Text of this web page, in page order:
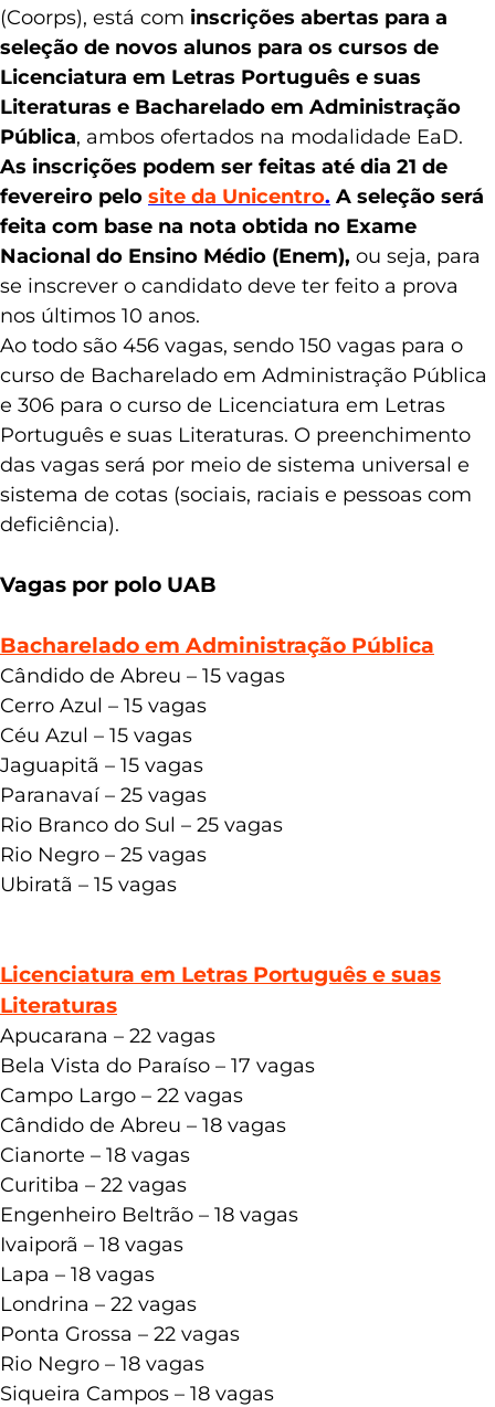
(Coorps), está com inscrições abertas para a
seleção de novos alunos para os cursos de
Licenciatura em Letras Português e suas
Literaturas e Bacharelado em Administração
Pública, ambos ofertados na modalidade EaD.
As inscrições podem ser feitas até dia 21 de
fevereiro pelo site da Unicentro. A seleção será
feita com base na nota obtida no Exame
Nacional do Ensino Médio (Enem), ou seja, para
se inscrever o candidato deve ter feito a prova
nos últimos 10 anos.
Ao todo são 456 vagas, sendo 150 vagas para o
curso de Bacharelado em Administração Pública
e 306 para o curso de Licenciatura em Letras
Português e suas Literaturas. O preenchimento
das vagas será por meio de sistema universal e
sistema de cotas (sociais, raciais e pessoas com
deficiência).
Vagas por polo UAB
Bacharelado em Administração Pública
Cândido de Abreu – 15 vagas
Cerro Azul – 15 vagas
Céu Azul – 15 vagas
Jaguapitã – 15 vagas
Paranavaí – 25 vagas
Rio Branco do Sul – 25 vagas
Rio Negro – 25 vagas
Ubiratã – 15 vagas
Licenciatura em Letras Português e suas
Literaturas
Apucarana – 22 vagas
Bela Vista do Paraíso – 17 vagas
Campo Largo – 22 vagas
Cândido de Abreu – 18 vagas
Cianorte – 18 vagas
Curitiba – 22 vagas
Engenheiro Beltrão – 18 vagas
Ivaiporã – 18 vagas
Lapa – 18 vagas
Londrina – 22 vagas
Ponta Grossa – 22 vagas
Rio Negro – 18 vagas
Siqueira Campos – 18 vagas